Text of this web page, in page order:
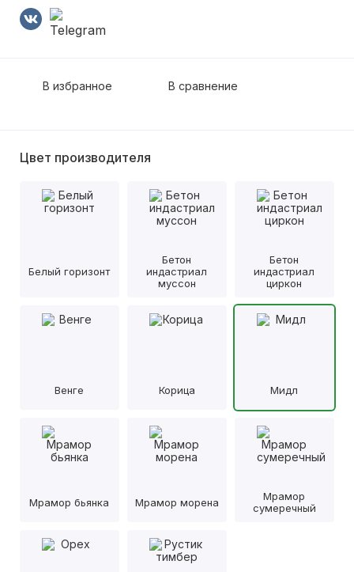
В избранное В сравнение
Цвет производителя
Белый горизонт
Бетон
индастриал
муссон
Бетон
индастриал
циркон
Венге Корица Мидл
Мрамор бьянка Мрамор морена
Мрамор
сумеречный